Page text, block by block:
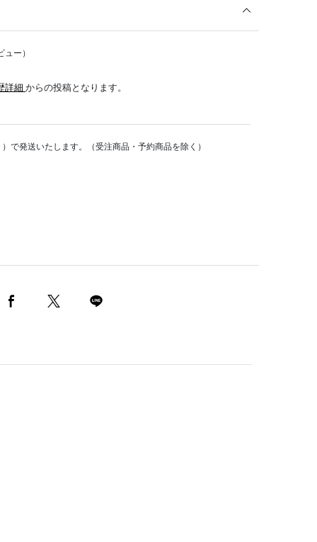
ュー）
詳細 からの投稿となります。
で発送いたします。（受注商品・予約商品を除く）